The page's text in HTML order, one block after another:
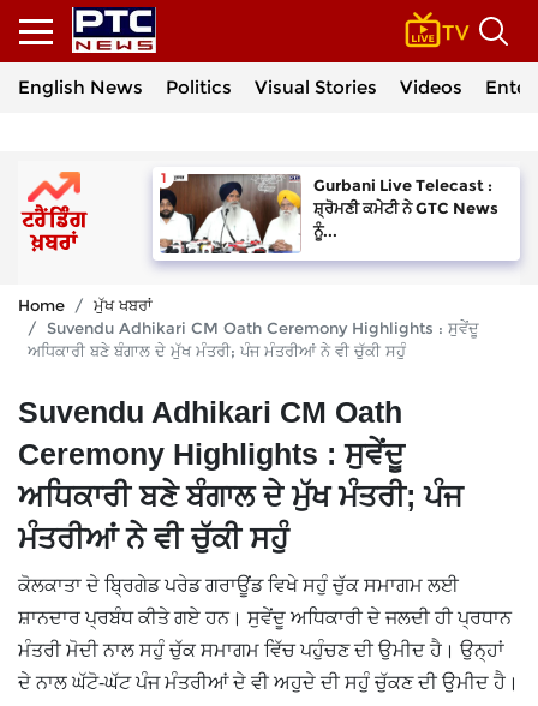
English News Politics Visual Stories Videos
Gurbani Live Telecast :
ਸ਼੍ਰੋਮਣੀ ਕਮੇਟੀ ਨੇ GTC News
ਨੂੰ...
Home
ਮੁੱਖ ਖਬਰਾਂ
Suvendu Adhikari CM Oath Ceremony Highlights : ਸੁਵੇਂਦੂ
ਅਧਿਕਾਰੀ ਬਣੇ ਬੰਗਾਲ ਦੇ ਮੁੱਖ ਮੰਤਰੀ; ਪੰਜ ਮੰਤਰੀਆਂ ਨੇ ਵੀ ਚੁੱਕੀ ਸਹੁੰ
Suvendu Adhikari CM Oath
Ceremony Highlights : ਸੁਵੇਂਦੂ
ਅਧਿਕਾਰੀ ਬਣੇ ਬੰਗਾਲ ਦੇ ਮੁੱਖ ਮੰਤਰੀ; ਪੰਜ
ਮੰਤਰੀਆਂ ਨੇ ਵੀ ਚੁੱਕੀ ਸਹੁੰ
ਕੋਲਕਾਤਾ ਦੇ ਬ੍ਰਿਗੇਡ ਪਰੇਡ ਗਰਾਊਂਡ ਵਿਖੇ ਸਹੁੰ ਚੁੱਕ ਸਮਾਗਮ ਲਈ
ਸ਼ਾਨਦਾਰ ਪ੍ਰਬੰਧ ਕੀਤੇ ਗਏ ਹਨ। ਸੁਵੇਂਦੂ ਅਧਿਕਾਰੀ ਦੇ ਜਲਦੀ ਹੀ ਪ੍ਰਧਾਨ
ਮੰਤਰੀ ਮੋਦੀ ਨਾਲ ਸਹੁੰ ਚੁੱਕ ਸਮਾਗਮ ਵਿੱਚ ਪਹੁੰਚਣ ਦੀ ਉਮੀਦ ਹੈ। ਉਨ੍ਹਾਂ
ਦੇ ਨਾਲ ਘੱਟੋ-ਘੱਟ ਪੰਜ ਮੰਤਰੀਆਂ ਦੇ ਵੀ ਅਹੁਦੇ ਦੀ ਸਹੁੰ ਚੁੱਕਣ ਦੀ ਉਮੀਦ ਹੈ।